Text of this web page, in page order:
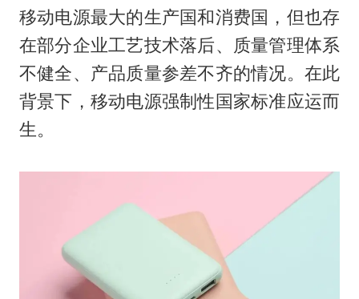
移动电源最大的生产国和消费国，但也存
在部分企业工艺技术落后、质量管理体系
不健全、产品质量参差不齐的情况。在此
背景下，移动电源强制性国家标准应运而
生。